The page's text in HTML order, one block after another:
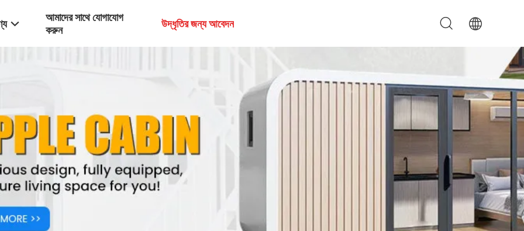
আমাদের সাথে যোগাযোগ
করুন
উদ্ধৃতির জন্য আবেদন